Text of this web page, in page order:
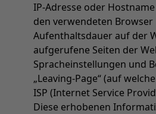
IP-Adresse oder Hostname
den verwendeten Browser
Aufenthaltsdauer auf der
aufgerufene Seiten der
Spracheinstellungen und
„Leaving-Page“ (auf
ISP (Internet Service
Diese erhobenen